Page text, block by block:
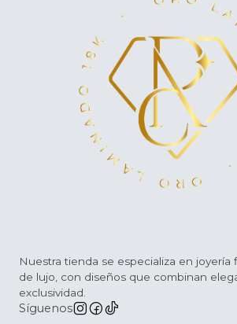
Nuestra tienda se especializa en joyería
de lujo, con diseños que combinan
exclusividad.
Síguenos